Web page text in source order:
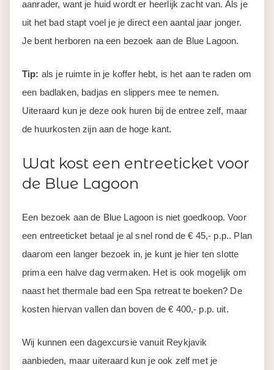
aanrader, want je huid wordt er heerlijk zacht van. Als je
uit het bad stapt voel je je direct een aantal jaar jonger.
Je bent herboren na een bezoek aan de Blue Lagoon.
Tip: als je ruimte in je koffer hebt, is het aan te raden om
een badlaken, badjas en slippers mee te nemen.
Uiteraard kun je deze ook huren bij de entree zelf, maar
de huurkosten zijn aan de hoge kant.
Wat kost een entreeticket voor
de Blue Lagoon
Een bezoek aan de Blue Lagoon is niet goedkoop. Voor
een entreeticket betaal je al snel rond de € 45,- p.p.. Plan
daarom een langer bezoek in, je kunt je hier ten slotte
prima een halve dag vermaken. Het is ook mogelijk om
naast het thermale bad een Spa retreat te boeken? De
kosten hiervan vallen dan boven de € 400,- p.p. uit.
Wij kunnen een dagexcursie vanuit Reykjavik
aanbieden, maar uiteraard kun je ook zelf met je